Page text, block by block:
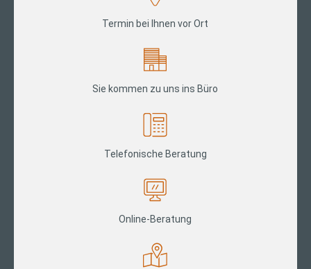
Termin bei Ihnen vor Ort
Sie kommen zu uns ins Büro
Telefonische Beratung
Online-Beratung